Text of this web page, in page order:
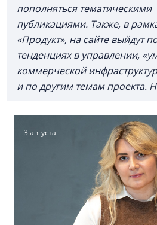
пополняться тематическими
публикациями. Также, в
«Продукт», на сайте выйдут
тенденциях в управлении,
коммерческой
и по другим темам проекта.
3 августа